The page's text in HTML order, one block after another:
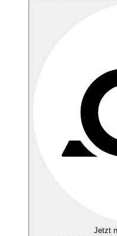
Jetzt